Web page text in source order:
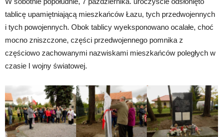
tablicę upamiętniającą mieszkańców Łazu, tych przedwojennych
i tych powojennych. Obok tablicy wyeksponowano ocalałe, choć
mocno zniszczone, części przedwojennego pomnika z
częściowo zachowanymi nazwiskami mieszkańców poległych w
czasie I wojny światowej.